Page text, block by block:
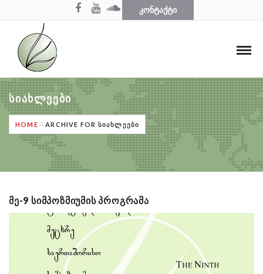
ᲙᲝᲜᲢᲐᲥᲢᲘ
ᲡᲘᲐᲮᲚᲔᲔᲑᲘ
HOME ARCHIVE FOR ᲡᲘᲐᲮᲚᲔᲔᲑᲘ
ᲛᲔ-9 ᲡᲘᲛᲞᲝᲖᲛᲘᲣᲛᲘᲡ ᲞᲠᲝᲒᲠᲐᲛᲐ